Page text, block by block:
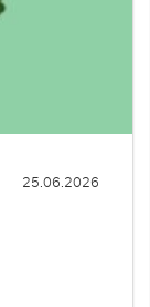
25.06.2026